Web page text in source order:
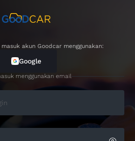
akun Goodcar menggunakan:
Google
menggunakan email